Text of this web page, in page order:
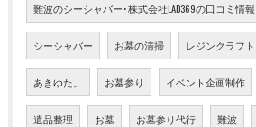
難波のシーシャバー･株式会社LAD369の口コミ情報
シーシャバー お墓の清掃 レジンクラフト
あきゆた。 お墓参り イベント企画制作
遺品整理 お墓 お墓参り代行 難波